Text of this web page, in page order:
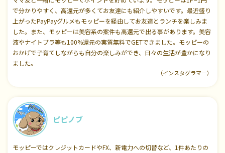
で分かりやすく、高還元が多くてお友達にも紹介しやすいです。最近盛り
上がったPayPayグルメもモッピーを経由してお友達とランチを楽しみま
した。また、モッピーは美容系の案件も高還元で出る事があります。美容
液やナイトブラ等も100%還元の実質無料でGETできました。モッピーの
おかげで子育てしながらも自分の楽しみができ、日々の生活が豊かになり
ました。
（インスタグラマー）
ピピノブ
モッピーではクレジットカードやFX、新電力への切替など、1件あたりの